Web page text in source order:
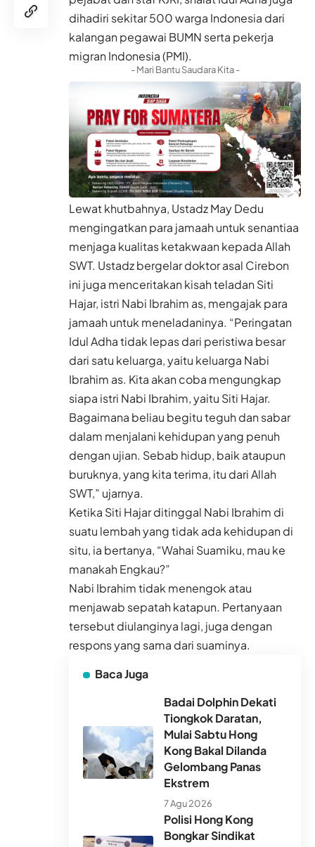
dihadiri sekitar 500 warga Indonesia dari
kalangan pegawai BUMN serta pekerja
migran Indonesia (PMI).
- Mari Bantu Saudara Kita -
Lewat khutbahnya, Ustadz May Dedu
mengingatkan para jamaah untuk senantiaa
menjaga kualitas ketakwaan kepada Allah
SWT. Ustadz bergelar doktor asal Cirebon
ini juga menceritakan kisah teladan Siti
Hajar, istri Nabi Ibrahim as, mengajak para
jamaah untuk meneladaninya. “Peringatan
Idul Adha tidak lepas dari peristiwa besar
dari satu keluarga, yaitu keluarga Nabi
Ibrahim as. Kita akan coba mengungkap
siapa istri Nabi Ibrahim, yaitu Siti Hajar.
Bagaimana beliau begitu teguh dan sabar
dalam menjalani kehidupan yang penuh
dengan ujian. Sebab hidup, baik ataupun
buruknya, yang kita terima, itu dari Allah
SWT,” ujarnya.
Ketika Siti Hajar ditinggal Nabi Ibrahim di
suatu lembah yang tidak ada kehidupan di
situ, ia bertanya, “Wahai Suamiku, mau ke
manakah Engkau?”
Nabi Ibrahim tidak menengok atau
menjawab sepatah katapun. Pertanyaan
tersebut diulanginya lagi, juga dengan
respons yang sama dari suaminya.
Baca Juga
Badai Dolphin Dekati
Tiongkok Daratan,
Mulai Sabtu Hong
Kong Bakal Dilanda
Gelombang Panas
Ekstrem
7 Agu 2026
Polisi Hong Kong
Bongkar Sindikat